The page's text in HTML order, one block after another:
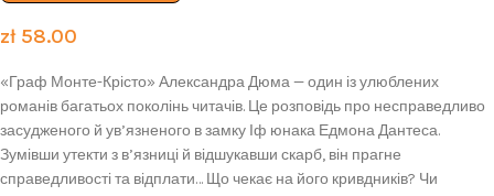
zł58.00
«Граф Монте-Крісто» Александра Дюма — один із улюблених
романів багатьох поколінь читачів. Це розповідь про несправедливо
засудженого й ув’язненого в замку Іф юнака Едмона Дантеса.
Зумівши утекти з в’язниці й відшукавши скарб, він прагне
справедливості та відплати… Що чекає на його кривдників? Чи